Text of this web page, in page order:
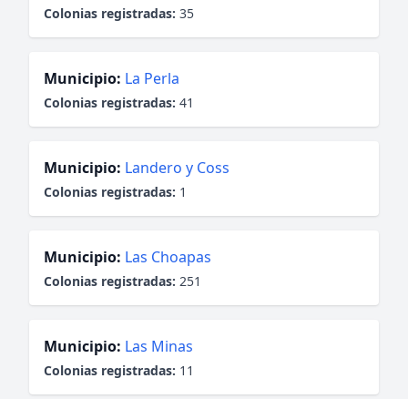
Colonias registradas: 35
Municipio: La Perla
Colonias registradas: 41
Municipio: Landero y Coss
Colonias registradas: 1
Municipio: Las Choapas
Colonias registradas: 251
Municipio: Las Minas
Colonias registradas: 11